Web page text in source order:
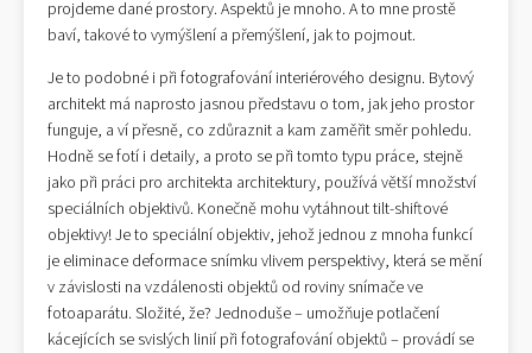
projdeme dané prostory. Aspektů je mnoho. A to mne prostě
baví, takové to vymýšlení a přemýšlení, jak to pojmout.
Je to podobné i při fotografování interiérového designu. Bytový
architekt má naprosto jasnou představu o tom, jak jeho prostor
funguje, a ví přesně, co zdůraznit a kam zaměřit směr pohledu.
Hodně se fotí i detaily, a proto se při tomto typu práce, stejně
jako při práci pro architekta architektury, používá větší množství
speciálních objektivů. Konečně mohu vytáhnout tilt-shiftové
objektivy! Je to speciální objektiv, jehož jednou z mnoha funkcí
je eliminace deformace snímku vlivem perspektivy, která se mění
v závislosti na vzdálenosti objektů od roviny snímače ve
fotoaparátu. Složité, že? Jednoduše – umožňuje potlačení
kácejících se svislých linií při fotografování objektů – provádí se